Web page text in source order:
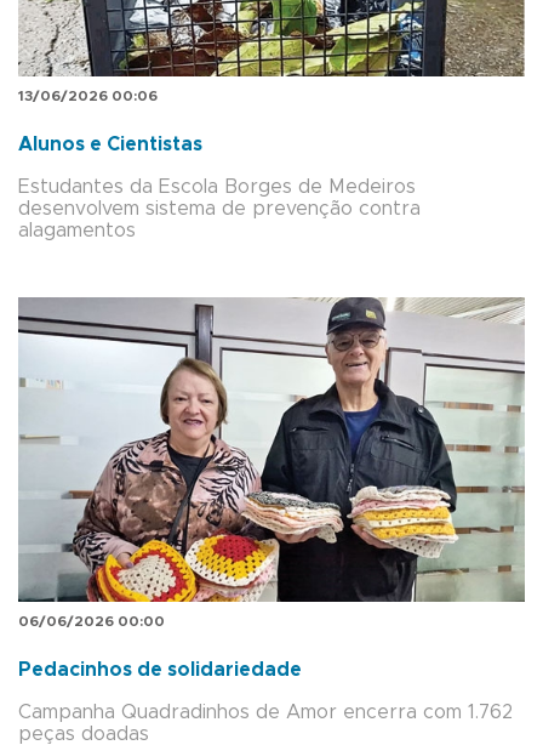
13/06/2026 00:06
Alunos e Cientistas
Estudantes da Escola Borges de Medeiros
desenvolvem sistema de prevenção contra
alagamentos
06/06/2026 00:00
Pedacinhos de solidariedade
Campanha Quadradinhos de Amor encerra com 1.762
peças doadas